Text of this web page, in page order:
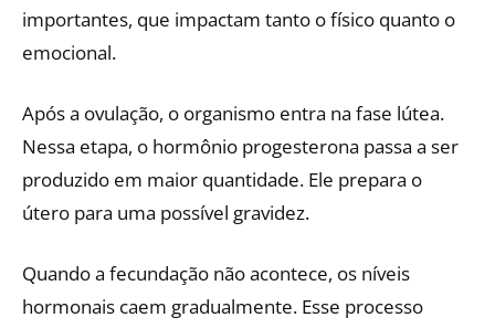
importantes, que impactam tanto o físico quanto o
emocional.
Após a ovulação, o organismo entra na fase lútea.
Nessa etapa, o hormônio progesterona passa a ser
produzido em maior quantidade. Ele prepara o
útero para uma possível gravidez.
Quando a fecundação não acontece, os níveis
hormonais caem gradualmente. Esse processo